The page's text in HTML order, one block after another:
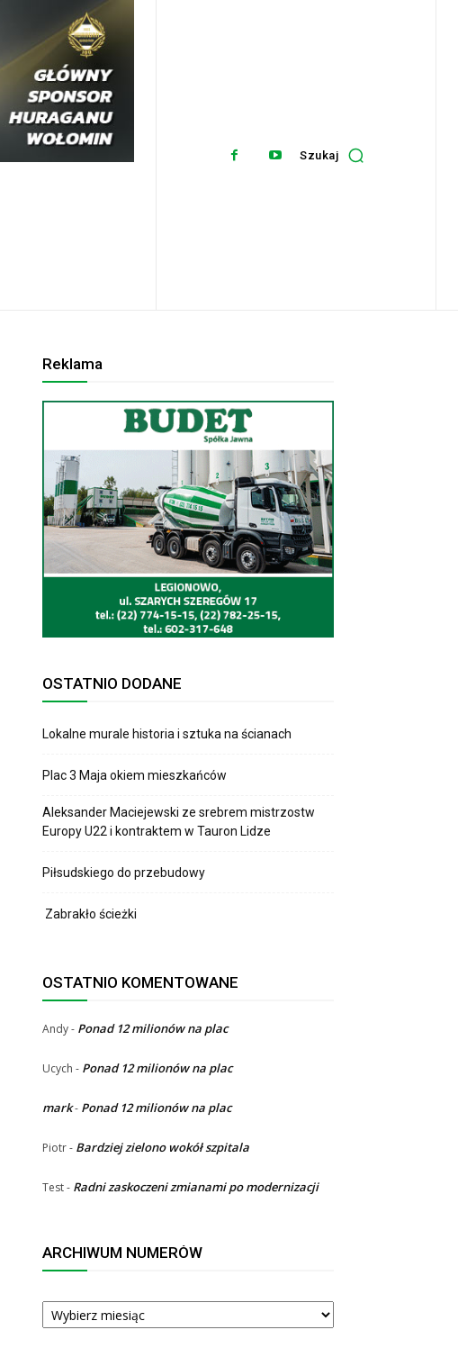
Szukaj
Reklama
OSTATNIO DODANE
Lokalne murale historia i sztuka na ścianach
Plac 3 Maja okiem mieszkańców
Aleksander Maciejewski ze srebrem mistrzostw
Europy U22 i kontraktem w Tauron Lidze
Piłsudskiego do przebudowy
Zabrakło ścieżki
OSTATNIO KOMENTOWANE
Andy- Ponad 12 milionów na plac
Ucych - Ponad 12 milionów na plac
mark- Ponad 12 milionów na plac
Piotr- Bardziej zielono wokół szpitala
Test- Radni zaskoczeni zmianami po modernizacji
ARCHIWUM NUMERÓW
ARCHIWUM
NUMERÓW